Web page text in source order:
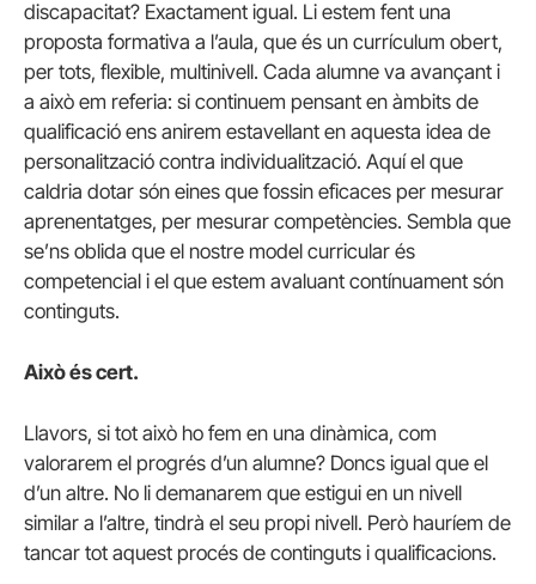
discapacitat? Exactament igual. Li estem fent una
proposta formativa a l’aula, que és un currículum obert,
per tots, flexible, multinivell. Cada alumne va avançant i
a això em referia: si continuem pensant en àmbits de
qualificació ens anirem estavellant en aquesta idea de
personalització contra individualització. Aquí el que
caldria dotar són eines que fossin eficaces per mesurar
aprenentatges, per mesurar competències. Sembla que
se’ns oblida que el nostre model curricular és
competencial i el que estem avaluant contínuament són
continguts.
Això és cert.
Llavors, si tot això ho fem en una dinàmica, com
valorarem el progrés d’un alumne? Doncs igual que el
d’un altre. No li demanarem que estigui en un nivell
similar a l’altre, tindrà el seu propi nivell. Però hauríem de
tancar tot aquest procés de continguts i qualificacions.